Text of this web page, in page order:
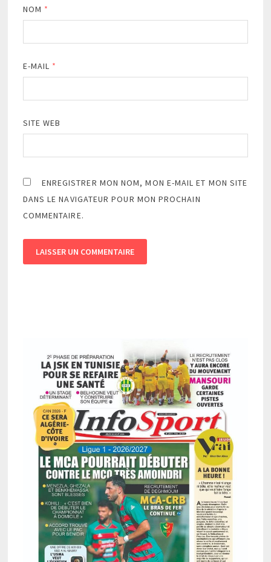
NOM *
E-MAIL *
SITE WEB
ENREGISTRER MON NOM, MON E-MAIL ET MON SITE
DANS LE NAVIGATEUR POUR MON PROCHAIN
COMMENTAIRE.